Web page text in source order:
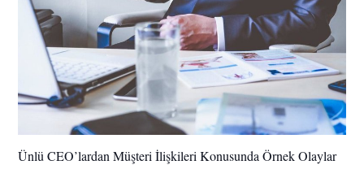
Ünlü CEO’lardan Müşteri İlişkileri Konusunda Örnek Olaylar